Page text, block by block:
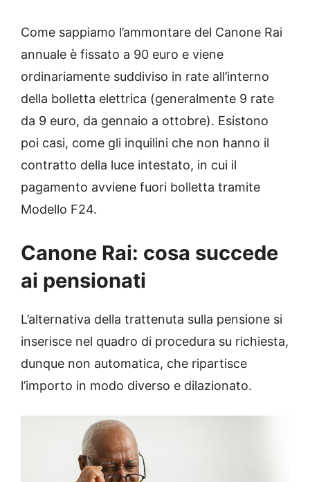
Come sappiamo l’ammontare del Canone Rai
annuale è fissato a 90 euro e viene
ordinariamente suddiviso in rate all’interno
della bolletta elettrica (generalmente 9 rate
da 9 euro, da gennaio a ottobre). Esistono
poi casi, come gli inquilini che non hanno il
contratto della luce intestato, in cui il
pagamento avviene fuori bolletta tramite
Modello F24.
Canone Rai: cosa succede
ai pensionati
L’alternativa della trattenuta sulla pensione si
inserisce nel quadro di procedura su richiesta,
dunque non automatica, che ripartisce
l’importo in modo diverso e dilazionato.